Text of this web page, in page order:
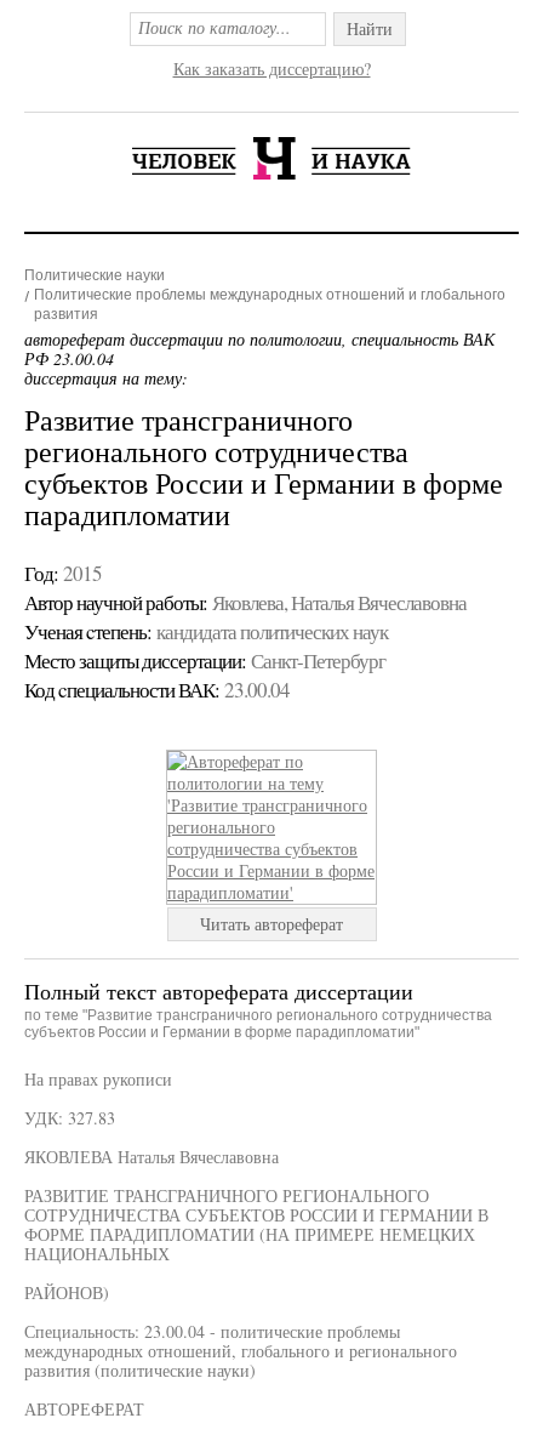
Найти
Как заказать диссертацию?
Политические науки
Политические проблемы международных отношений и глобального
развития
автореферат диссертации по политологии, специальность ВАК
РФ 23.00.04
диссертация на тему:
Развитие трансграничного
регионального сотрудничества
субъектов России и Германии в форме
парадипломатии
Год: 2015
Автор научной работы: Яковлева, Наталья Вячеславовна
Ученая cтепень: кандидата политических наук
Место защиты диссертации: Санкт-Петербург
Код cпециальности ВАК: 23.00.04
Читать автореферат
Полный текст автореферата диссертации
по теме "Развитие трансграничного регионального сотрудничества
субъектов России и Германии в форме парадипломатии"
На правах рукописи
УДК: 327.83
ЯКОВЛЕВА Наталья Вячеславовна
РАЗВИТИЕ ТРАНСГРАНИЧНОГО РЕГИОНАЛЬНОГО
СОТРУДНИЧЕСТВА СУБЪЕКТОВ РОССИИ И ГЕРМАНИИ В
ФОРМЕ ПАРАДИПЛОМАТИИ (НА ПРИМЕРЕ НЕМЕЦКИХ
НАЦИОНАЛЬНЫХ
РАЙОНОВ)
Специальность: 23.00.04 - политические проблемы
международных отношений, глобального и регионального
развития (политические науки)
АВТОРЕФЕРАТ